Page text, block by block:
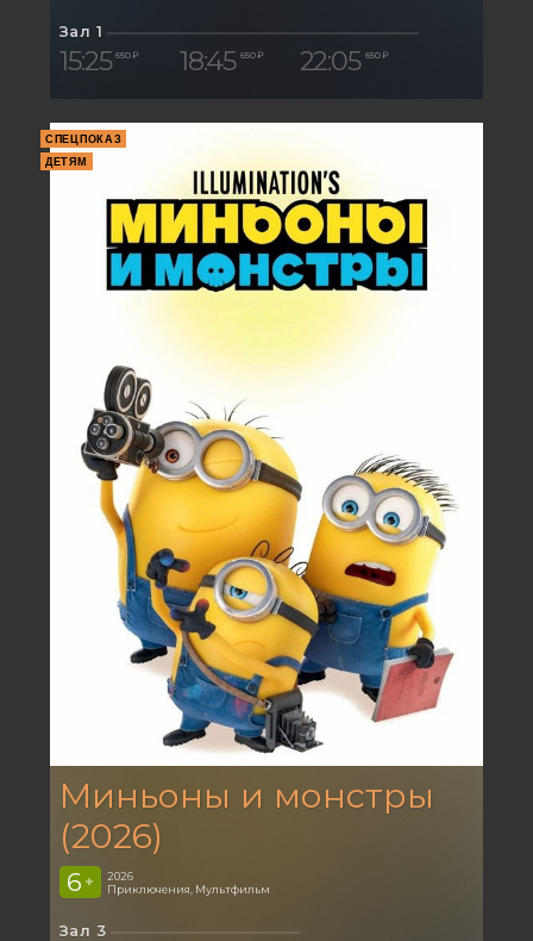
Зал 1
15:25 650 ₽ 18:45 650 ₽ 22:05 650 ₽
СПЕЦПОКАЗ
ДЕТЯМ
Миньоны и монстры
(2026)
6 +
2026
Приключения, Мультфильм
Зал 3